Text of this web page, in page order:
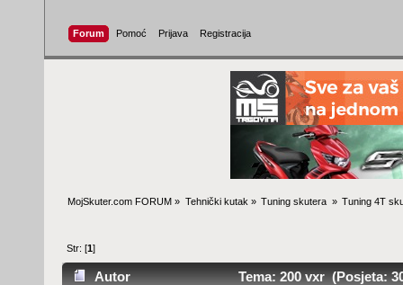
Forum Pomoć Prijava Registracija
MojSkuter.com FORUM » Tehnički kutak » Tuning skutera » Tuning 4T
Str: [1]
Autor Tema: 200 vxr (Posjeta: